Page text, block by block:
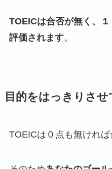
TOEICは合否が無く、
評価されます。
目的をはっきりさせ
TOEICは０点も無ければ